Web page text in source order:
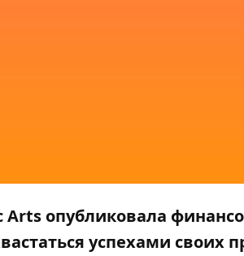
Arts опубликовала
успехами своих